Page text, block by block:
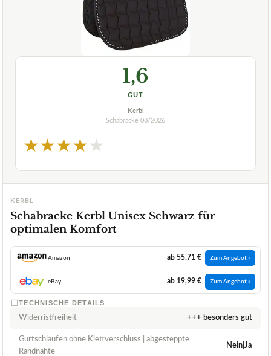
1,6
GUT
Kerbl
Schabracke 08/2026
★★★★★
KERBL
Schabracke Kerbl Unisex Schwarz für
optimalen Komfort
Amazon ab 55,71 € Zum Angebot »
eBay ab 19,99 € Zum Angebot »
TECHNISCHE DETAILS
Widerristfreiheit +++ besonders gut
Gurtschlaufen ohne Klettverschluss | abgesteppte
Randnähte
Nein|Ja